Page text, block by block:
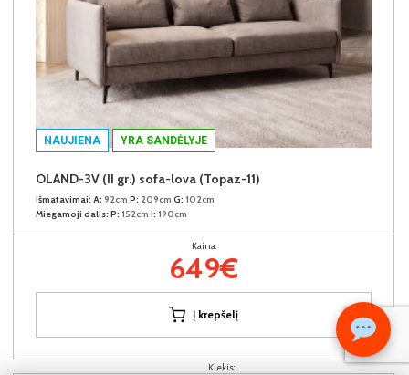
Kiekis:
NAUJIENA YRA SANDĖLYJE
OLAND-3V (II gr.) sofa-lova (Topaz-11)
Išmatavimai: A: 92cm P: 209cm G: 102cm
Miegamoji dalis: P: 152cm I: 190cm
Kaina:
649€
Į krepšelį